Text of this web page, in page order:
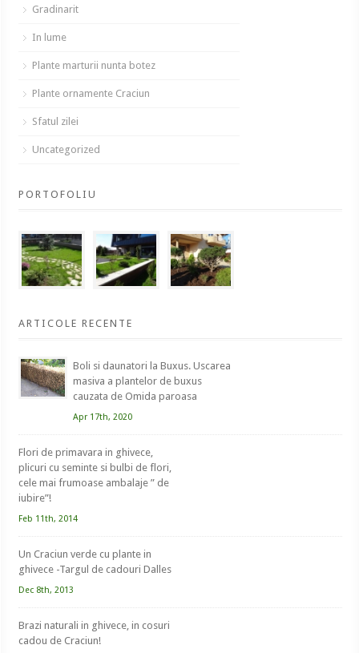
Gradinarit
In lume
Plante marturii nunta botez
Plante ornamente Craciun
Sfatul zilei
Uncategorized
PORTOFOLIU
ARTICOLE RECENTE
Boli si daunatori la Buxus. Uscarea
masiva a plantelor de buxus
cauzata de Omida paroasa
Apr 17th, 2020
Flori de primavara in ghivece,
plicuri cu seminte si bulbi de flori,
cele mai frumoase ambalaje ” de
iubire”!
Feb 11th, 2014
Un Craciun verde cu plante in
ghivece -Targul de cadouri Dalles
Dec 8th, 2013
Brazi naturali in ghivece, in cosuri
cadou de Craciun!